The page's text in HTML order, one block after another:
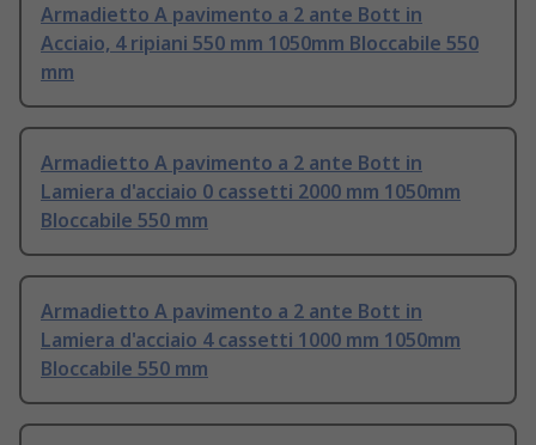
Armadietto A pavimento a 2 ante Bott in
Acciaio, 4 ripiani 550 mm 1050mm Bloccabile 550
mm
Armadietto A pavimento a 2 ante Bott in
Lamiera d'acciaio 0 cassetti 2000 mm 1050mm
Bloccabile 550 mm
Armadietto A pavimento a 2 ante Bott in
Lamiera d'acciaio 4 cassetti 1000 mm 1050mm
Bloccabile 550 mm